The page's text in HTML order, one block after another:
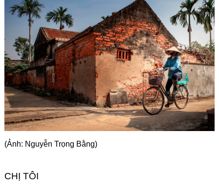
Góc chia sẻ
Liên hệ
Tìm kiếm
(Ảnh: Nguyễn Trọng Bằng)
CHỊ TÔI